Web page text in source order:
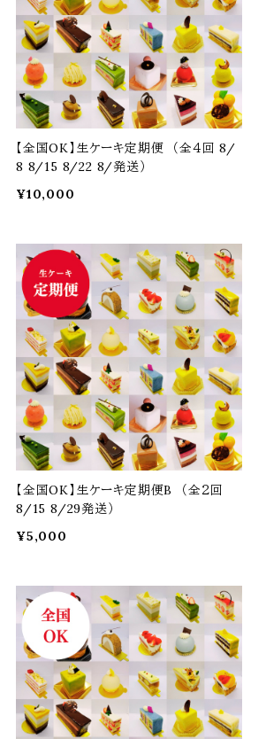
【全国OK】生ケーキ定期便 （全４回 8/
8 8/15 8/22 8/発送）
¥10,000
【全国OK】生ケーキ定期便B （全２回
8/15 8/29発送）
¥5,000